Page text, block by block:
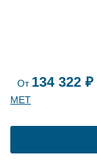
От 134 322 ₽
МЕТ